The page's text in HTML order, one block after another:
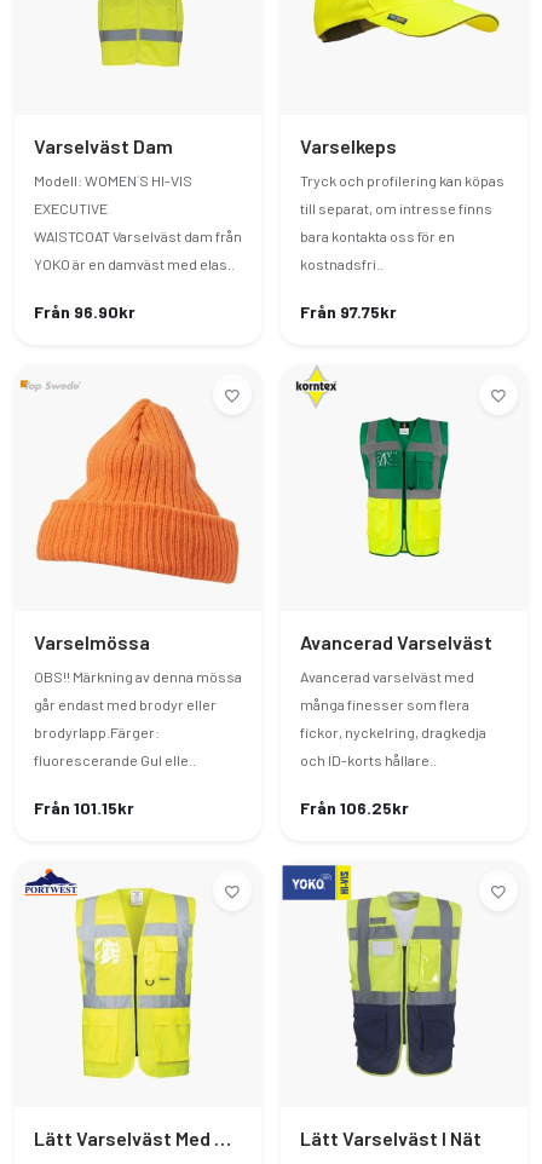
Varselväst Dam
Modell: WOMEN´S HI-VIS
EXECUTIVE
WAISTCOAT Varselväst dam från
YOKO är en damväst med elas..
Från 96.90kr
Varselkeps
Tryck och profilering kan köpas
till separat, om intresse finns
bara kontakta oss för en
kostnadsfri..
Från 97.75kr
Varselmössa
OBS!! Märkning av denna mössa
går endast med brodyr eller
brodyrlapp.Färger:
fluorescerande Gul elle..
Från 101.15kr
Avancerad Varselväst
Avancerad varselväst med
många finesser som flera
fickor, nyckelring, dragkedja
och ID-korts hållare..
Från 106.25kr
Lätt Varselväst Med Praktiska Fickor Lätt Varselväst I Nät